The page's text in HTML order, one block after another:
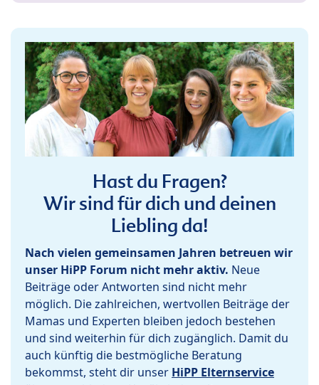
Hast du Fragen?
Wir sind für dich und deinen
Liebling da!
Nach vielen gemeinsamen Jahren betreuen wir
unser HiPP Forum nicht mehr aktiv. Neue
Beiträge oder Antworten sind nicht mehr
möglich. Die zahlreichen, wertvollen Beiträge der
Mamas und Experten bleiben jedoch bestehen
und sind weiterhin für dich zugänglich. Damit du
auch künftig die bestmögliche Beratung
bekommst, steht dir unser HiPP Elternservice